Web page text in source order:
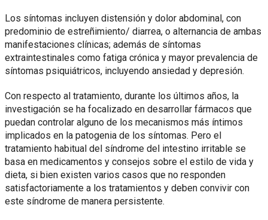
Los síntomas incluyen distensión y dolor abdominal, con
predominio de estreñimiento/ diarrea, o alternancia de ambas
manifestaciones clínicas; además de síntomas
extraintestinales como fatiga crónica y mayor prevalencia de
síntomas psiquiátricos, incluyendo ansiedad y depresión.
Con respecto al tratamiento, durante los últimos años, la
investigación se ha focalizado en desarrollar fármacos que
puedan controlar alguno de los mecanismos más íntimos
implicados en la patogenia de los síntomas. Pero el
tratamiento habitual del síndrome del intestino irritable se
basa en medicamentos y consejos sobre el estilo de vida y
dieta, si bien existen varios casos que no responden
satisfactoriamente a los tratamientos y deben convivir con
este síndrome de manera persistente.